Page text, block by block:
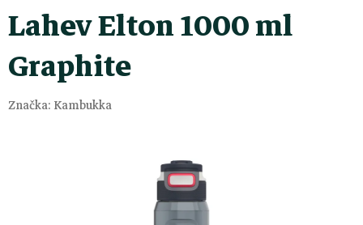
Lahev Elton 1000 ml
Graphite
Značka: Kambukka